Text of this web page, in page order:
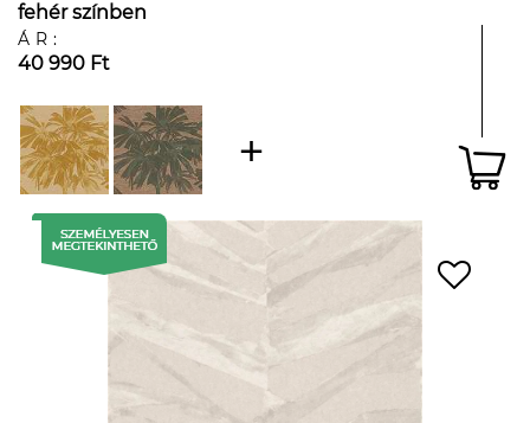
fehér színben
ÁR:
40 990 Ft